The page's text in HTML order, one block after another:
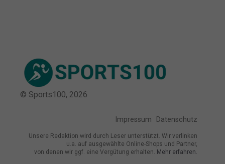
© Sports100, 2026
Impressum Datenschutz
Unsere Redaktion wird durch Leser unterstützt. Wir verlinken
u.a. auf ausgewählte Online-Shops und Partner,
von denen wir ggf. eine Vergütung erhalten. Mehr erfahren.